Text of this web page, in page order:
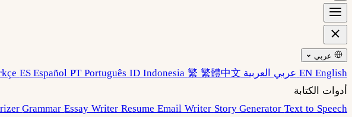
عربي
EN English عربي العربية ES EspañolPT PortuguêsID Indonesia 繁 繁體中文
أدوات الكتابة
GrammarEssay WriterResume Email Writer Story GeneratorText to Speech